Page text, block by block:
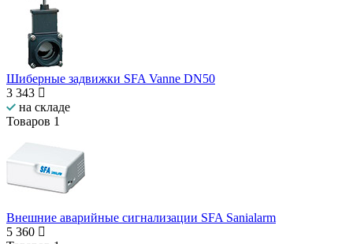
Шиберные задвижки SFA Vanne DN50
3 343
на складе
Товаров 1
Внешние аварийные сигнализации SFA Sanialarm
5 360